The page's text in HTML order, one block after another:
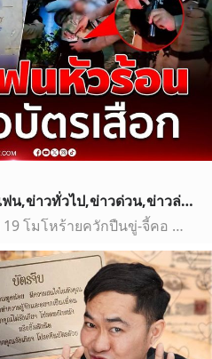
บัตรเสือก,ทำร้ายแฟน,ปืนขู่แฟน,ข่าวทั่วไป,ข่าวด่วน,ข่าวล่าสุด,ข่าววันนี้
สาวทนไม่ไหวแจ้งจับแฟนวัย 19 โมโหร้ายควักปืนขู่-จี้คอ ตำรวจตกใจค้นตัวเจอบัตรเสือก | เรื่องร้อนอมรินทร์#บัตรเสือก #ทำร้ายแฟน #ปืนขู่แฟน#ข่าวทั่วไป #ข่าวด่วน #ข…